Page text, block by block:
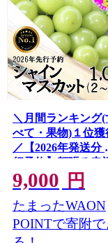
＼月間ランキング(
べて・果物)１位獲
／【2026年発送分
行予約】頬張る幸
感 〜緑の宝石・
ャインマスカット
１ｋｇ以上（２〜３
房） フルーツ 山梨
産 果物 くだもの シ
9,000 円
たまったWAON
POINTで寄附で